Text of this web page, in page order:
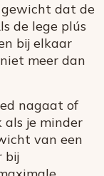
dat de
de lege plús
bij elkaar
meer dan
nagaat of
als je minder
van een
bij